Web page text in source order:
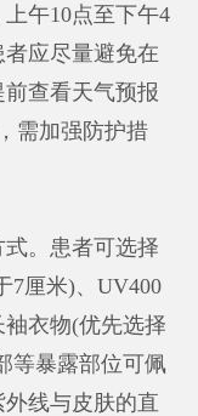
午10点至下午4
应尽量避免在
查看天气预报
需加强防护措
。患者可选择
7厘米)、UV400
衣物(优先选择
等暴露部位可佩
线与皮肤的直